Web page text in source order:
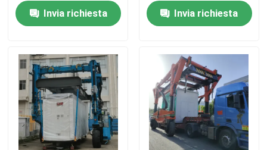
oneri gravosi
surdimensionati
Invia richiesta Invia richiesta